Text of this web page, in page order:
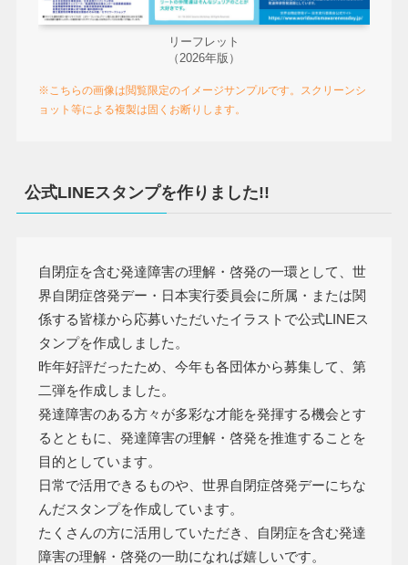
リーフレット
（2026年版）
※こちらの画像は閲覧限定のイメージサンプルです。スクリーンシ
ョット等による複製は固くお断りします。
公式LINEスタンプを作りました!!
自閉症を含む発達障害の理解・啓発の一環として、世
界自閉症啓発デー・日本実行委員会に所属・または関
係する皆様から応募いただいたイラストで公式LINEス
タンプを作成しました。
昨年好評だったため、今年も各団体から募集して、第
二弾を作成しました。
発達障害のある方々が多彩な才能を発揮する機会とす
るとともに、発達障害の理解・啓発を推進することを
目的としています。
日常で活用できるものや、世界自閉症啓発デーにちな
んだスタンプを作成しています。
たくさんの方に活用していただき、自閉症を含む発達
障害の理解・啓発の一助になれば嬉しいです。